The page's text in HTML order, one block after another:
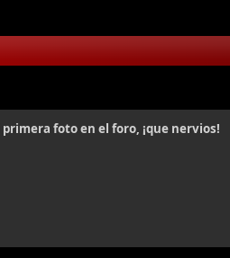
primera foto en el foro, ¡que nervios!